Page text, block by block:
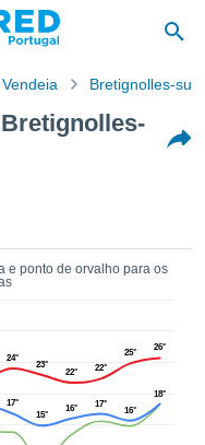
Vendeia Bretignolles-
e ponto de orvalho para os
24°
23°
22° 22°
25°
26°
17°
15°
16° 17°
16°
18°